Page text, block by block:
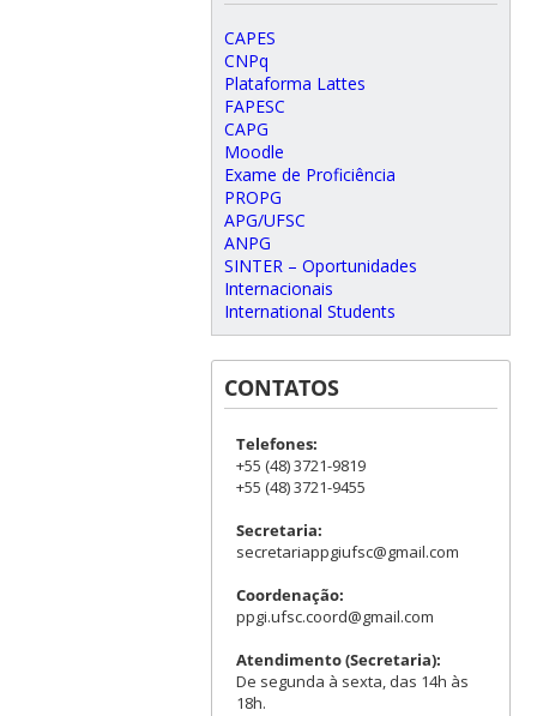
CAPES
CNPq
Plataforma Lattes
FAPESC
CAPG
Moodle
Exame de Proficiência
PROPG
APG/UFSC
ANPG
SINTER – Oportunidades
Internacionais
International Students
CONTATOS
Telefones:
+55 (48) 3721-9819
+55 (48) 3721-9455
Secretaria:
secretariappgiufsc@gmail.com
Coordenação:
ppgi.ufsc.coord@gmail.com
Atendimento (Secretaria):
De segunda à sexta, das 14h às
18h.